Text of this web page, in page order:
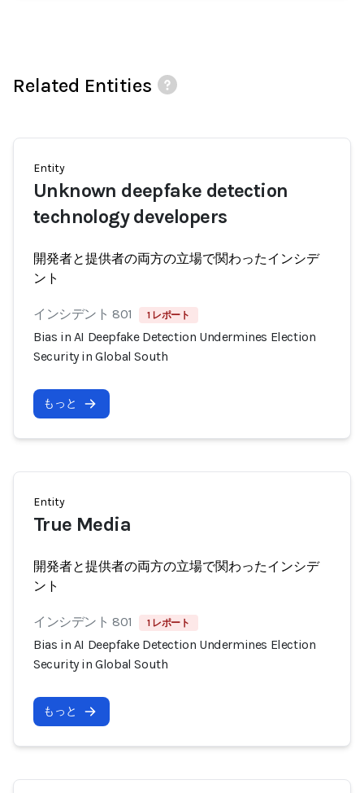
Related Entities
Entity
Unknown deepfake detection
technology developers
開発者と提供者の両方の立場で関わったインシデ
ント
インシデント 801 1 レポート
Bias in AI Deepfake Detection Undermines Election
Security in Global South
もっと
Entity
True Media
開発者と提供者の両方の立場で関わったインシデ
ント
インシデント 801 1 レポート
Bias in AI Deepfake Detection Undermines Election
Security in Global South
もっと